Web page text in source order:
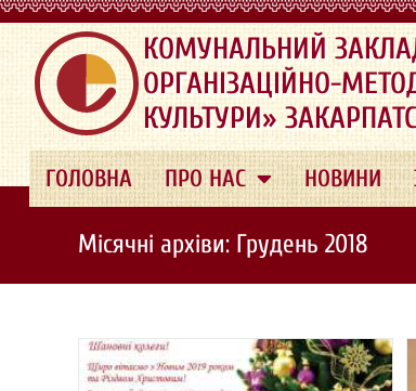
.
КОМУНАЛЬНИЙ
ОРГАНІЗАЦІЙНО-
КУЛЬТУРИ»
ГОЛОВНА ПРО НАС НОВИНИ
Місячні архіви: Грудень 2018